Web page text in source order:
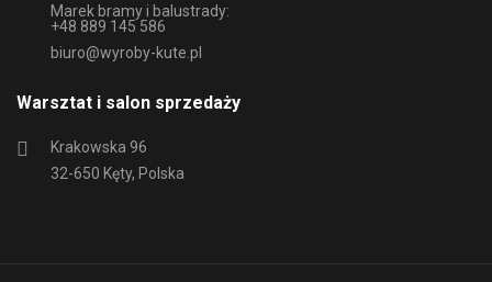
Marek bramy i balustrady:
+48 889 145 586
biuro@wyroby-kute.pl
Warsztat i salon sprzedaży
Krakowska 96
32-650 Kęty, Polska